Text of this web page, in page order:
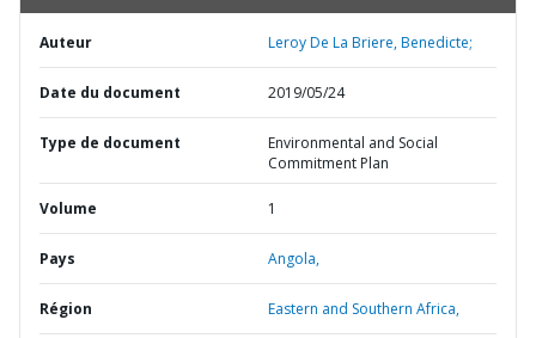
Auteur Leroy De La Briere, Benedicte;
Date du document 2019/05/24
Type de document
Environmental and Social
Commitment Plan
Volume 1
Pays Angola,
Région Eastern and Southern Africa,